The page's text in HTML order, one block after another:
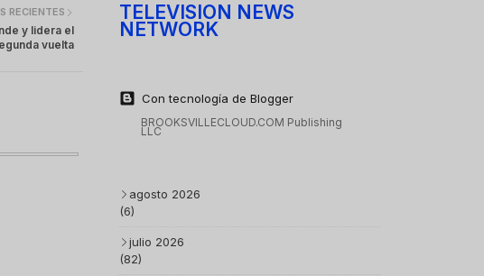
RECIENTES
y lidera el
vuelta
TELEVISION NEWS
NETWORK
Con tecnología de Blogger
BROOKSVILLECLOUD.COM Publishing
LLC
agosto 2026
(6)
julio 2026
(82)